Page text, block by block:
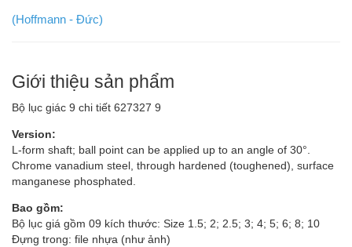
(Hoffmann - Đức)
Giới thiệu sản phẩm
Bộ lục giác 9 chi tiết 627327 9
Version:
L-form shaft; ball point can be applied up to an angle of 30°.
Chrome vanadium steel, through hardened (toughened), surface
manganese phosphated.
Bao gồm:
Bộ lục giá gồm 09 kích thước: Size 1.5; 2; 2.5; 3; 4; 5; 6; 8; 10
Đựng trong: file nhựa (như ảnh)